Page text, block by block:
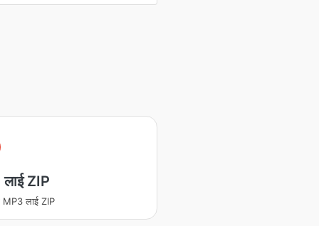
ZIP
MP3 लाई ZIP